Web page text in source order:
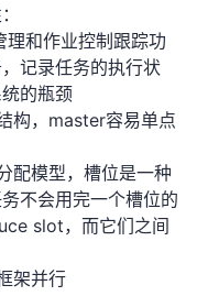
和作业控制跟踪功
记录任务的执行状
的瓶颈
构，master容易单点
配模型，槽位是一种
不会用完一个槽位的
slot，而它们之间
架并行